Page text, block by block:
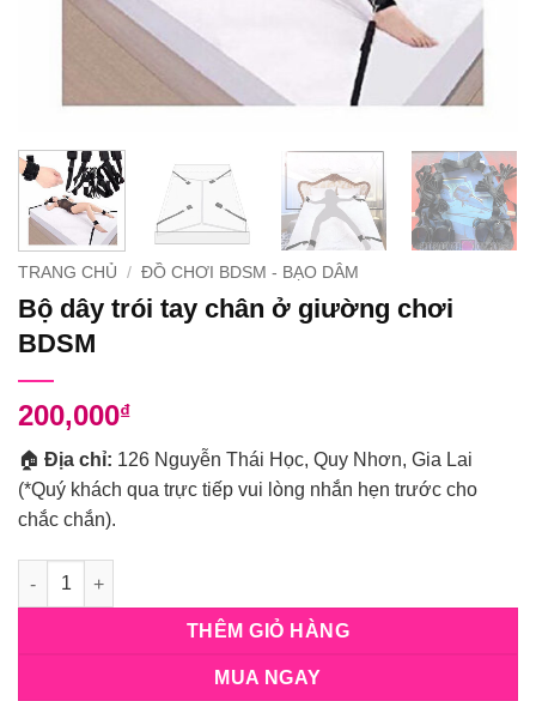
TRANG CHỦ / ĐỒ CHƠI BDSM - BẠO DÂM
Bộ dây trói tay chân ở giường chơi
BDSM
200,000₫
🏠 Địa chỉ: 126 Nguyễn Thái Học, Quy Nhơn, Gia Lai
(*Quý khách qua trực tiếp vui lòng nhắn hẹn trước cho
chắc chắn).
Số lượng
THÊM GIỎ HÀNG
MUA NGAY